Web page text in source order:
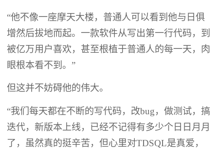
“他不像一座摩天大楼，普通人可以看到他与日俱
增然后拔地而起。一款软件从写出第一行代码，到
被亿万用户喜欢，甚至根植于普通人的每一天，肉
眼根本看不到。”
但这并不妨碍他的伟大。
“我们每天都在不断的写代码，改bug，做测试，搞
迭代，新版本上线，已经不记得有多少个日日月月
了，虽然真的挺辛苦，但心里对TDSQL是真爱，